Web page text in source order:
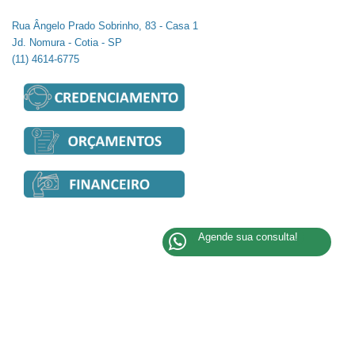
Rua Ângelo Prado Sobrinho, 83 - Casa 1
Jd. Nomura - Cotia - SP
(11) 4614-6775
Agende sua consulta!